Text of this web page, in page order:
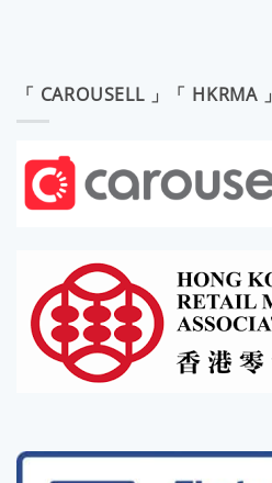
「 CAROUSELL 」「 HKRMA 」